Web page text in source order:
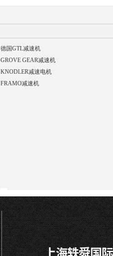
德国GTL减速机
GROVE GEAR减速机
KNODLER减速电机
FRAMO减速机